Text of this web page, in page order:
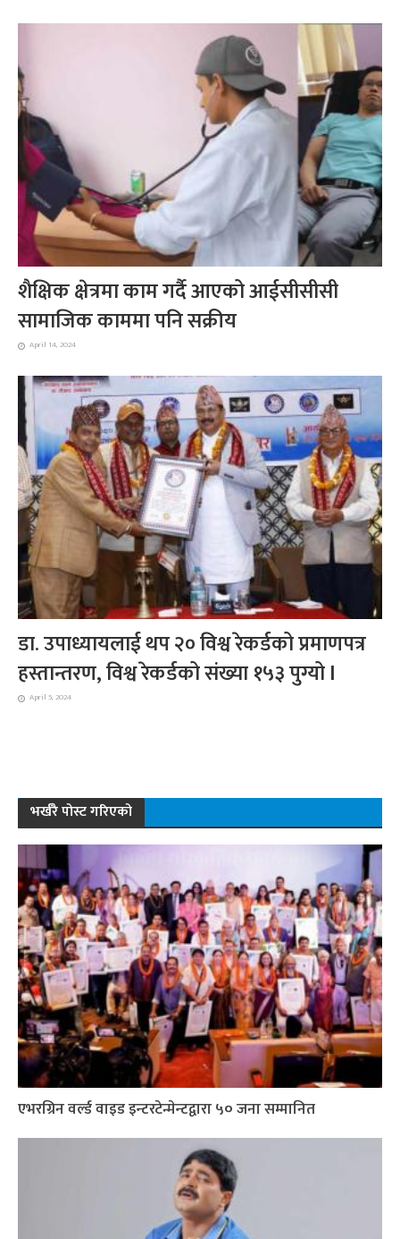
शैक्षिक क्षेत्रमा काम गर्दै आएको आईसीसीसी
सामाजिक काममा पनि सक्रीय
April 14, 2024
डा. उपाध्यायलाई थप २० विश्व रेकर्डको प्रमाणपत्र
हस्तान्तरण, विश्व रेकर्डको संख्या १५३ पुग्यो l
April 5, 2024
भर्खरै पोस्ट गरिएको
एभरग्रिन वर्ल्ड वाइड इन्टरटेन्मेन्टद्वारा ५० जना सम्मानित